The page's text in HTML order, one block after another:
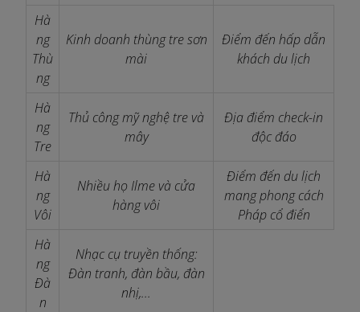
Hà
ng
Thù
ng
Kinh doanh thùng tre sơn
mài
Điểm đến hấp dẫn
khách du lịch
Hà
ng
Tre
Thủ công mỹ nghệ tre và
mây
Địa điểm check-in
độc đáo
Hà
ng
Vôi
Nhiều họ Ilme và cửa
hàng vôi
Điểm đến du lịch
mang phong cách
Pháp cổ điển
Hà
ng
Đà
n
Nhạc cụ truyền thống:
Đàn tranh, đàn bầu, đàn
nhị,...